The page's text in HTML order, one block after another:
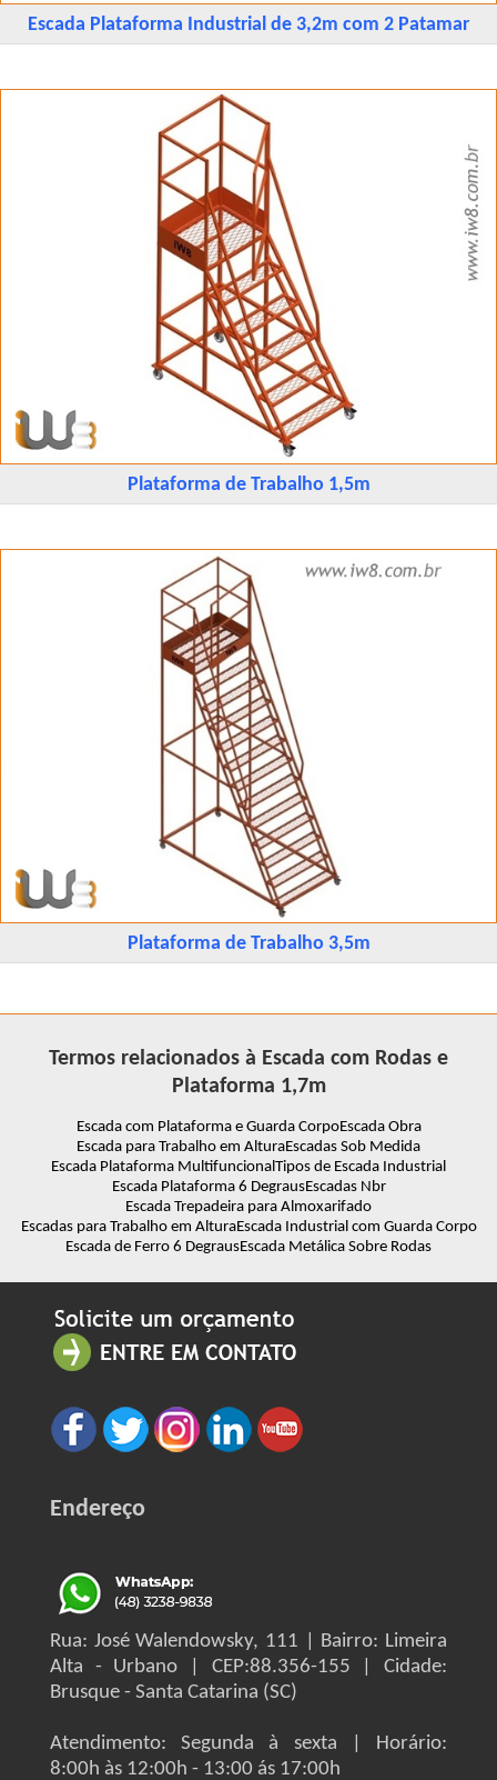
Escada Plataforma Industrial de 3,2m com 2 Patamar
Plataforma de Trabalho 1,5m
Plataforma de Trabalho 3,5m
Termos relacionados à Escada com Rodas e
Plataforma 1,7m
Escada com Plataforma e Guarda CorpoEscada Obra
Escada para Trabalho em AlturaEscadas Sob Medida
Escada Plataforma MultifuncionalTipos de Escada Industrial
Escada Plataforma 6 DegrausEscadas Nbr
Escada Trepadeira para Almoxarifado
Escadas para Trabalho em AlturaEscada Industrial com Guarda Corpo
Escada de Ferro 6 DegrausEscada Metálica Sobre Rodas
Endereço
Rua: José Walendowsky, 111 | Bairro: Limeira
Alta - Urbano | CEP:88.356-155 | Cidade:
Brusque - Santa Catarina (SC)
Atendimento: Segunda à sexta | Horário:
8:00h às 12:00h - 13:00 ás 17:00h